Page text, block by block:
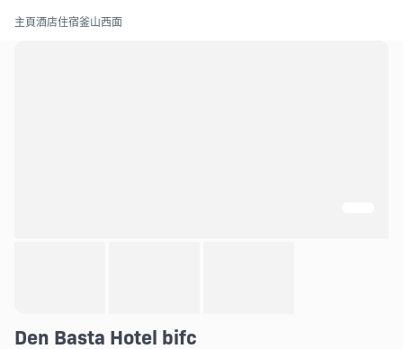
主頁酒店住宿釜山西面
Den Basta Hotel bifc